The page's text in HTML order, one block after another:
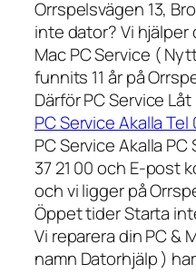
Orrspelsvägen 13,
inte dator? Vi hjälper
Mac PC Service (
funnits 11 år på
Därför PC Service
PC Service Akalla Tel
PC Service Akalla
37 21 00 och E-post
och vi ligger på
Öppet tider Starta
Vi reparera din PC &
namn Datorhjälp )